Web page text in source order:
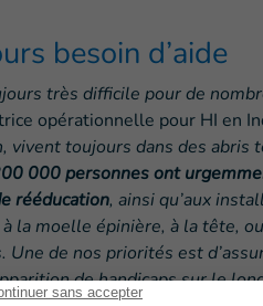
besoin d’aide
très difficile pour de
opérationnelle pour HI en
toujours dans des abris
000 personnes ont
rééducation, ainsi qu’aux
la moelle épinière, à la tête,
de nos priorités est
de handicaps sur le